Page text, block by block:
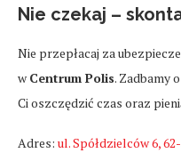
Nie czekaj –
Nie przepłacaj za
wCentrum Polis. Zadbamy
Ci oszczędzić czas oraz
Adres: ul. Spółdzielców 6,